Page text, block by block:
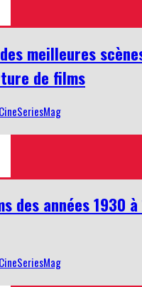
meilleures
de films
des années 1930